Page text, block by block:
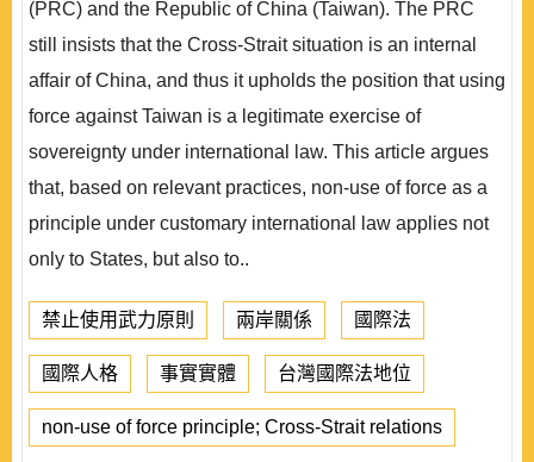
(PRC) and the Republic of China (Taiwan). The PRC
still insists that the Cross-Strait situation is an internal
affair of China, and thus it upholds the position that using
force against Taiwan is a legitimate exercise of
sovereignty under international law. This article argues
that, based on relevant practices, non-use of force as a
principle under customary international law applies not
only to States, but also to..
禁止使用武力原則 兩岸關係 國際法
國際人格 事實實體 台灣國際法地位
non-use of force principle; Cross-Strait relations